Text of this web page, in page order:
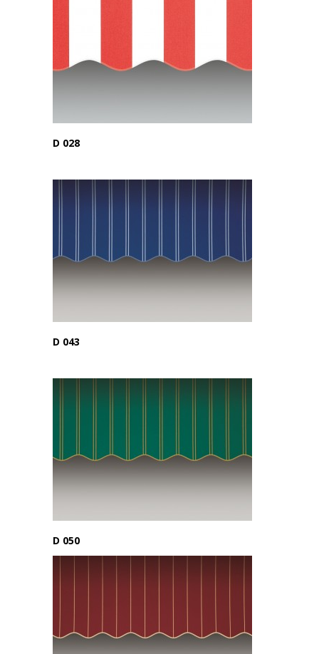
D 028
D 043
D 050